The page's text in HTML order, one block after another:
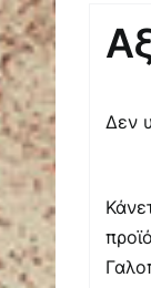
Δεν